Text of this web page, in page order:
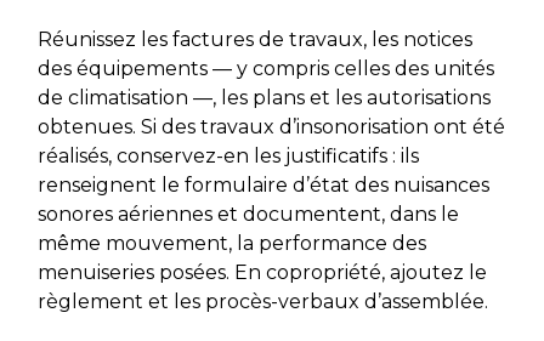
Réunissez les factures de travaux, les notices
des équipements — y compris celles des unités
de climatisation —, les plans et les autorisations
obtenues. Si des travaux d’insonorisation ont été
réalisés, conservez-en les justificatifs : ils
renseignent le formulaire d’état des nuisances
sonores aériennes et documentent, dans le
même mouvement, la performance des
menuiseries posées. En copropriété, ajoutez le
règlement et les procès-verbaux d’assemblée.